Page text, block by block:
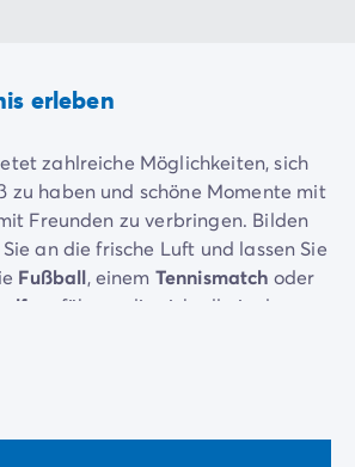
erleben
zahlreiche Möglichkeiten, sich
zu haben und schöne Momente mit
Freunden zu verbringen. Bilden
an die frische Luft und lassen Sie
Fußball, einem Tennismatch oder
verführen, die sich alle in der
gehen!